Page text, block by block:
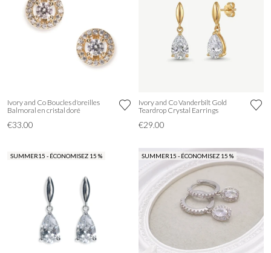
Ivory and Co Boucles d'oreilles
Balmoral en cristal doré
€33.00
Ivory and Co Vanderbilt Gold
Teardrop Crystal Earrings
€29.00
SUMMER15 - ÉCONOMISEZ 15 % SUMMER15 - ÉCONOMISEZ 15 %